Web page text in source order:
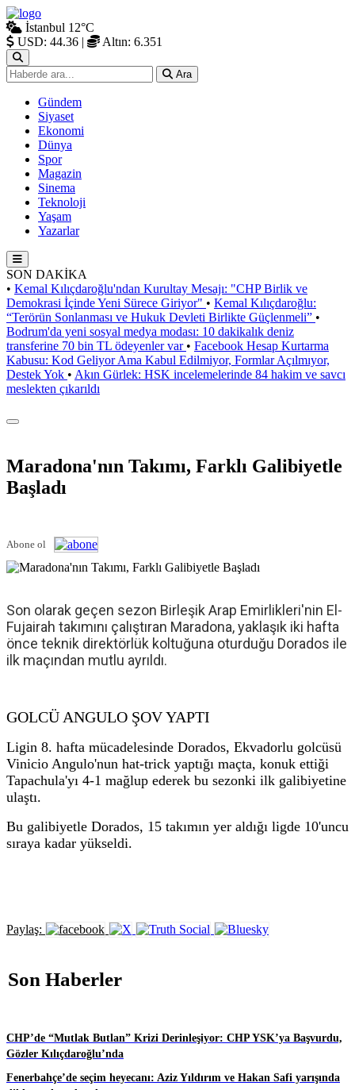
İstanbul 12°C
USD: 44.36 | Altın: 6.351
Ara
Gündem
Siyaset
Ekonomi
Dünya
Spor
Magazin
Sinema
Teknoloji
Yaşam
Yazarlar
SON DAKİKA
• Kemal Kılıçdaroğlu'ndan Kurultay Mesajı: "CHP Birlik ve
Demokrasi İçinde Yeni Sürece Giriyor" • Kemal Kılıçdaroğlu:
“Terörün Sonlanması ve Hukuk Devleti Birlikte Güçlenmeli” •
Bodrum'da yeni sosyal medya modası: 10 dakikalık deniz
transferine 70 bin TL ödeyenler var • Facebook Hesap Kurtarma
Kabusu: Kod Geliyor Ama Kabul Edilmiyor, Formlar Açılmıyor,
Destek Yok • Akın Gürlek: HSK incelemelerinde 84 hakim ve savcı
meslekten çıkarıldı
Maradona'nın Takımı, Farklı Galibiyetle
Başladı
Abone ol
Son olarak geçen sezon Birleşik Arap Emirlikleri'nin El-
Fujairah takımını çalıştıran Maradona, yaklaşık iki hafta
önce teknik direktörlük koltuğuna oturduğu Dorados ile
ilk maçından mutlu ayrıldı.
GOLCÜ ANGULO ŞOV YAPTI
Ligin 8. hafta mücadelesinde Dorados, Ekvadorlu golcüsü
Vinicio Angulo'nun hat-trick yaptığı maçta, konuk ettiği
Tapachula'yı 4-1 mağlup ederek bu sezonki ilk galibiyetine
ulaştı.
Bu galibiyetle Dorados, 15 takımın yer aldığı ligde 10'uncu
sıraya kadar yükseldi.
Paylaş:
Son Haberler
CHP’de “Mutlak Butlan” Krizi Derinleşiyor: CHP YSK’ya Başvurdu,
Gözler Kılıçdaroğlu’nda
Fenerbahçe’de seçim heyecanı: Aziz Yıldırım ve Hakan Safi yarışında